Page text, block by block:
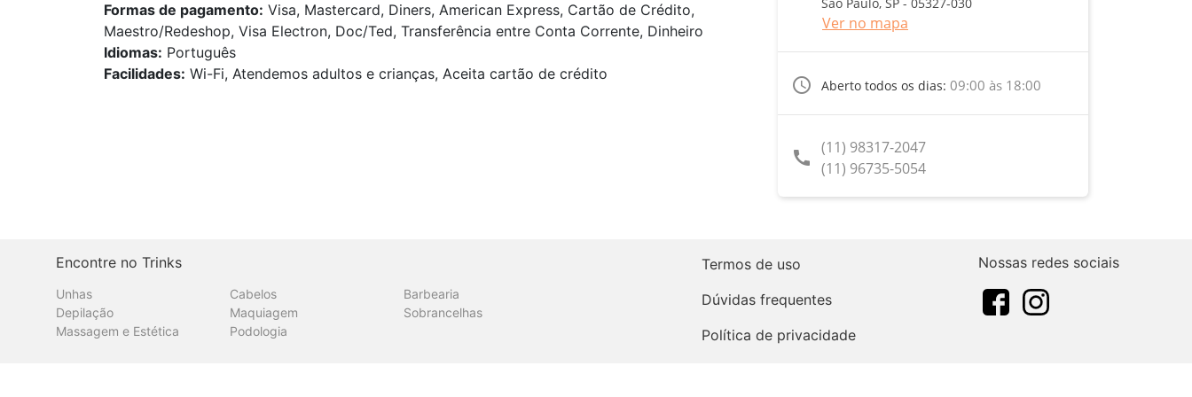
Formas de pagamento: Visa, Mastercard, Diners, American Express, Cartão de Crédito,
Maestro/Redeshop, Visa Electron, Doc/Ted, Transferência entre Conta Corrente, Dinheiro
Idiomas: Português
Facilidades: Wi-Fi, Atendemos adultos e crianças, Aceita cartão de crédito
Ver no mapa
access_time Aberto todos os dias: 09:00 às 18:00
call (11) 98317-2047
(11) 96735-5054
Encontre no Trinks
Unhas Cabelos
Barbearia
Depilação
Maquiagem
Sobrancelhas
Massagem e Estética
Podologia
Termos de uso
Dúvidas frequentes
Política de privacidade
Nossas redes sociais